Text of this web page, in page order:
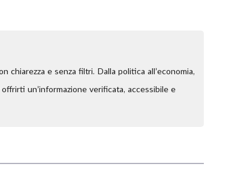
chiarezza e senza filtri. Dalla politica all’economia,
un’informazione verificata, accessibile e